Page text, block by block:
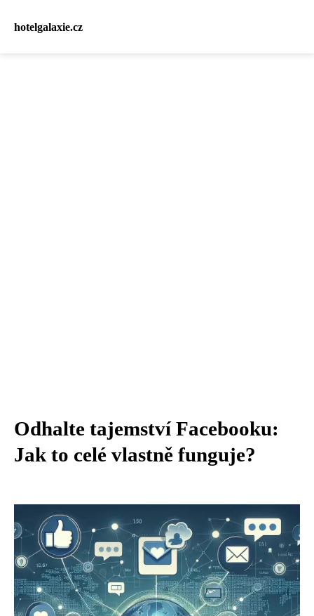
hotelgalaxie.cz
Odhalte tajemství Facebooku:
Jak to celé vlastně funguje?